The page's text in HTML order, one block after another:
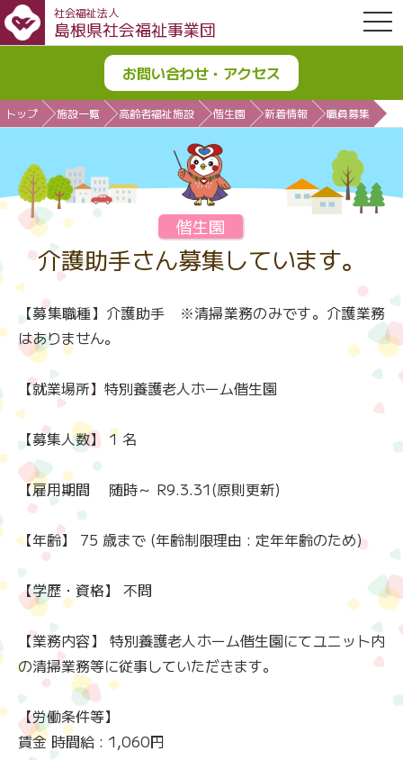
社会福祉法人
島根県社会福祉事業団
お問い合わせ・アクセス
トップ 施設一覧 高齢者福祉施設 偕生園 新着情報 職員募集
偕生園
介護助手さん募集しています。
【募集職種】介護助手 ※清掃業務のみです。介護業務
はありません。
【就業場所】特別養護老人ホーム偕生園
【募集人数】 1 名
【雇用期間 随時～ R9.3.31(原則更新)
【年齢】 75 歳まで (年齢制限理由 : 定年年齢のため)
【学歴・資格】 不問
【業務内容】 特別養護老人ホーム偕生園にてユニット内
の清掃業務等に従事していただきます。
【労働条件等】
賃金 時間給 : 1,060円